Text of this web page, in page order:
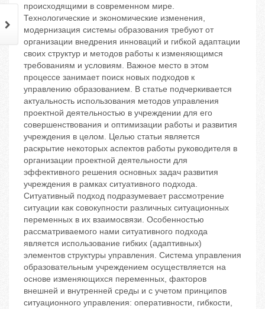
происходящими в современном мире.
Технологические и экономические изменения,
модернизация системы образования требуют от
организации внедрения инноваций и гибкой адаптации
своих структур и методов работы к изменяющимся
требованиям и условиям. Важное место в этом
процессе занимает поиск новых подходов к
управлению образованием. В статье подчеркивается
актуальность использования методов управления
проектной деятельностью в учреждении для его
совершенствования и оптимизации работы и развития
учреждения в целом. Целью статьи является
раскрытие некоторых аспектов работы руководителя в
организации проектной деятельности для
эффективного решения основных задач развития
учреждения в рамках ситуативного подхода.
Ситуативный подход подразумевает рассмотрение
ситуации как совокупности различных ситуационных
переменных в их взаимосвязи. Особенностью
рассматриваемого нами ситуативного подхода
является использование гибких (адаптивных)
элементов структуры управления. Система управления
образовательным учреждением осуществляется на
основе изменяющихся переменных, факторов
внешней и внутренней среды и с учетом принципов
ситуационного управления: оперативности, гибкости,